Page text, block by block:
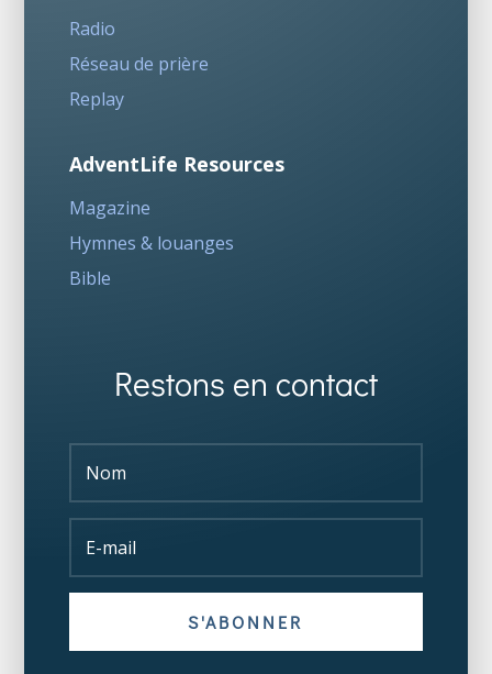
Radio
Réseau de prière
Replay
AdventLife Resources
Magazine
Hymnes & louanges
Bible
Restons en contact
S'ABONNER